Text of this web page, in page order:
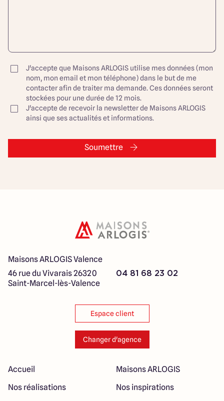
J'accepte que Maisons ARLOGIS utilise mes données (mon
nom, mon email et mon téléphone) dans le but de me
contacter afin de traiter ma demande. Ces données seront
stockées pour une durée de 12 mois.
J'accepte de recevoir la newsletter de Maisons ARLOGIS
ainsi que ses actualités et informations.
Soumettre
Maisons ARLOGIS Valence
46 rue du Vivarais26320
Saint-Marcel-lès-Valence
04 81 68 23 02
Espace client
Changer d'agence
Accueil
Maisons ARLOGIS
Nos réalisations
Nos inspirations